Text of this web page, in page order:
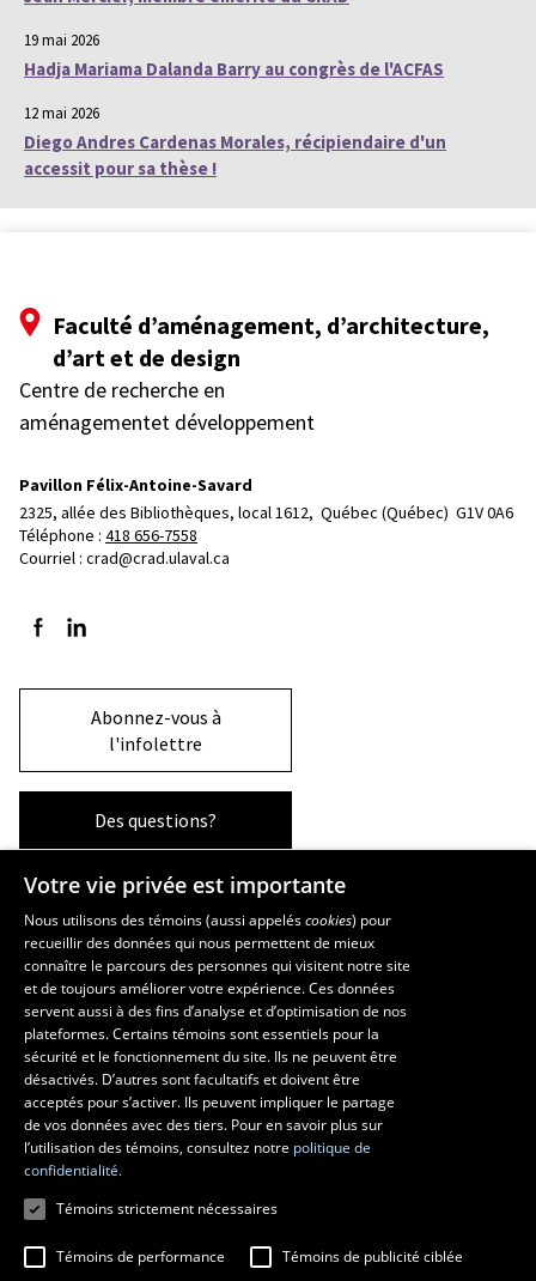
19 mai 2026
Hadja Mariama Dalanda Barry au congrès de l'ACFAS
12 mai 2026
Diego Andres Cardenas Morales, récipiendaire d'un
accessit pour sa thèse !
Faculté d’aménagement, d’architecture,
d’art et de design
Centre de recherche en
aménagementet développement
Pavillon Félix-Antoine-Savard
2325, allée des Bibliothèques, local 1612, Québec (Québec)  G1V 0A6
Téléphone : 418 656-7558
Courriel : crad@crad.ulaval.ca
Suivez-nous sur Facebook
Suivez-nous sur LinkedIn
Abonnez-vous à
l'infolettre
Des questions?
La Faculté et ses écoles
Faculté d’aménagement, d’architecture, d’art et de design
École d’art
École supérieure d’aménagement du territoire et de développement
régional
École d’architecture
École de design
Votre vie privée est importante
Nous utilisons des témoins (aussi appeléscookies) pour
recueillir des données qui nous permettent de mieux
connaître le parcours des personnes qui visitent notre site
et de toujours améliorer votre expérience. Ces données
servent aussi à des fins d’analyse et d’optimisation de nos
plateformes. Certains témoins sont essentiels pour la
sécurité et le fonctionnement du site. Ils ne peuvent être
désactivés. D’autres sont facultatifs et doivent être
acceptés pour s’activer. Ils peuvent impliquer le partage
de vos données avec des tiers. Pour en savoir plus sur
l’utilisation des témoins, consultez notre politique de
confidentialité.
Témoins strictement nécessaires
Témoins de performance Témoins de publicité ciblée